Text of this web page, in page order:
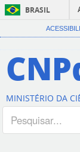
BRASIL
MINISTÉRIO DA